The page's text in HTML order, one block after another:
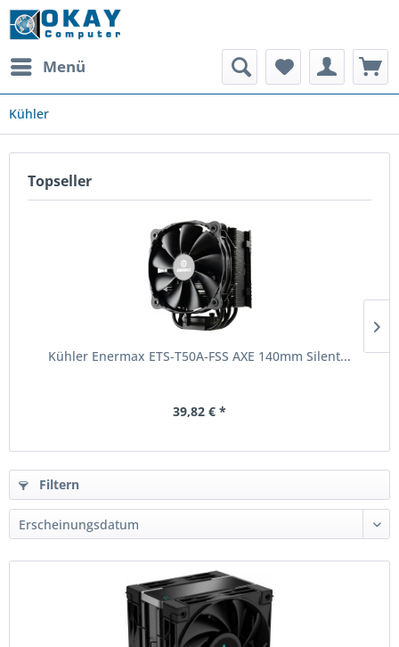
Menü
Kühler
Topseller
Kühler Enermax ETS-T50A-FSS AXE 140mm Silent...
39,82 € *
Filtern